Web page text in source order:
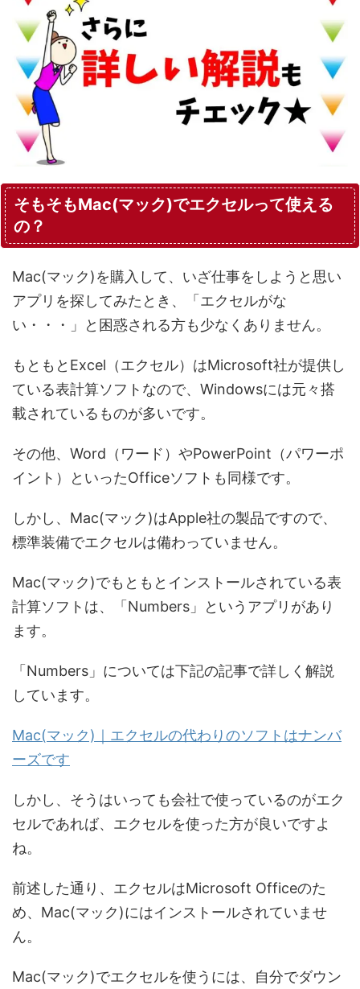
そもそもMac(マック)でエクセルって使える
の？
Mac(マック)を購入して、いざ仕事をしようと思い
アプリを探してみたとき、「エクセルがな
い・・・」と困惑される方も少なくありません。
もともとExcel（エクセル）はMicrosoft社が提供し
ている表計算ソフトなので、Windowsには元々搭
載されているものが多いです。
その他、Word（ワード）やPowerPoint（パワーポ
イント）といったOfficeソフトも同様です。
しかし、Mac(マック)はApple社の製品ですので、
標準装備でエクセルは備わっていません。
Mac(マック)でもともとインストールされている表
計算ソフトは、「Numbers」というアプリがあり
ます。
「Numbers」については下記の記事で詳しく解説
しています。
Mac(マック)｜エクセルの代わりのソフトはナンバ
ーズです
しかし、そうはいっても会社で使っているのがエク
セルであれば、エクセルを使った方が良いですよ
ね。
前述した通り、エクセルはMicrosoft Officeのた
め、Mac(マック)にはインストールされていませ
ん。
Mac(マック)でエクセルを使うには、自分でダウン